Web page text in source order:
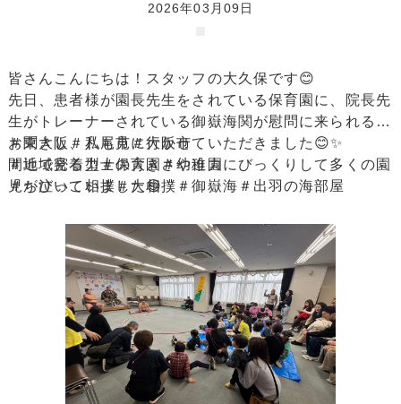
2026年03月09日
皆さんこんにちは！スタッフの大久保です😊
先日、患者様が園長先生をされている保育園に、院長先
生がトレーナーされている御嶽海関が慰問に来られると
お聞きし、私も見に行かせていただきました😊✨
間近で見る力士の大きさや迫力にびっくりして多くの園
児が泣いていました😅
ったり、綱引きをしたりと大盛り上がりでした😊
普段なかなか見ることのできない貴重な機会で、園児た
ちにとっても思い出に残る一日になったと思います😊
私自身もとても楽しい時間を過ごさせていただきまし
患者様もすごく喜んでおり「いいと思い出になった」と
お聞きしすごく嬉しく思いました！！
これからも地域に密着し地域の皆様との繋がりを大切に
していきたいと思います！😌
＃東大阪＃八尾市＃大阪市
＃地域密着型＃保育園＃幼稚園
＃ちびっこ相撲＃大相撲＃御嶽海＃出羽の海部屋